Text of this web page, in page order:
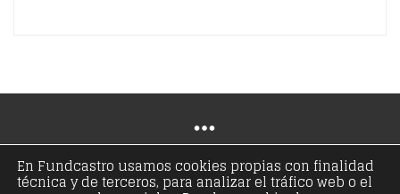
En Fundcastro usamos cookies propias con finalidad
técnica y de terceros, para analizar el tráfico web o el